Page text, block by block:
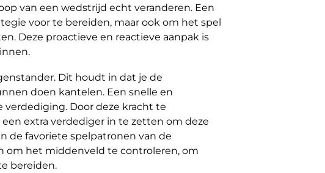
van een wedstrijd echt veranderen. Een
voor te bereiden, maar ook om het spel
Deze proactieve en reactieve aanpak is
Dit houdt in dat je de
doen kantelen. Een snelle en
Door deze kracht te
extra verdediger in te zetten om deze
de favoriete spelpatronen van de
om het middenveld te controleren, om
bereiden.